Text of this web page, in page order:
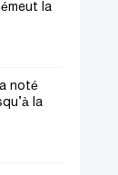
la
noté
la